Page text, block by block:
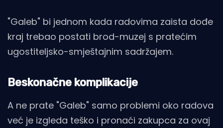
"Galeb" bi jednom kada radovima zaista dođe
kraj trebao postati brod-muzej s pratećim
ugostiteljsko-smještajnim sadržajem.
Beskonačne komplikacije
A ne prate "Galeb" samo problemi oko radova
već je izgleda teško i pronaći zakupca za ovaj